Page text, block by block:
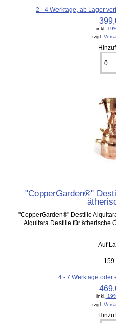
2 - 4 Werktage, ab Lager
inkl.
zzgl.
"CopperGarden®"
"CopperGarden®" Destille
Alquitara Destille für ätherische
Auf
4 - 7 Werktage oder
inkl.
zzgl.